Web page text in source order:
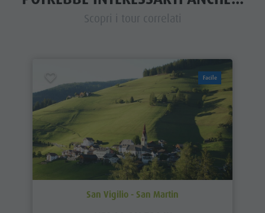
Scopri i tour correlati
Facile
San Vigilio - San Martin